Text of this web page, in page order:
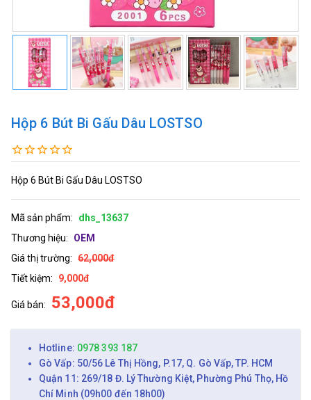
Hộp 6 Bút Bi Gấu Dâu LOSTSO
Hộp 6 Bút Bi Gấu Dâu LOSTSO
Mã sản phẩm:
dhs_13637
Thương hiệu:
OEM
Giá thị trường: 62,000đ
Tiết kiệm:
9,000đ
Giá bán: 53,000đ
Hotline: 0978 393 187
Gò Vấp: 50/56 Lê Thị Hồng, P.17, Q. Gò Vấp, TP. HCM
Quận 11: 269/18 Đ. Lý Thường Kiệt, Phường Phú Thọ, Hồ
Chí Minh (09h00 đến 18h00)